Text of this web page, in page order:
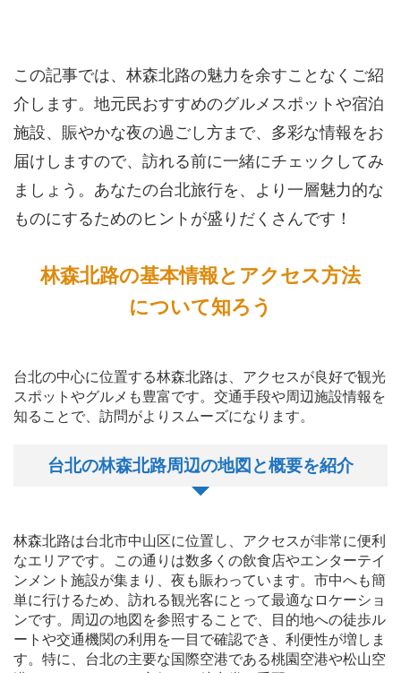
この記事では、林森北路の魅力を余すことなくご紹
介します。地元民おすすめのグルメスポットや宿泊
施設、賑やかな夜の過ごし方まで、多彩な情報をお
届けしますので、訪れる前に一緒にチェックしてみ
ましょう。あなたの台北旅行を、より一層魅力的な
ものにするためのヒントが盛りだくさんです！
林森北路の基本情報とアクセス方法
について知ろう
台北の中心に位置する林森北路は、アクセスが良好で観光
スポットやグルメも豊富です。交通手段や周辺施設情報を
知ることで、訪問がよりスムーズになります。
台北の林森北路周辺の地図と概要を紹介
林森北路は台北市中山区に位置し、アクセスが非常に便利
なエリアです。この通りは数多くの飲食店やエンターテイ
ンメント施設が集まり、夜も賑わっています。市中へも簡
単に行けるため、訪れる観光客にとって最適なロケーショ
ンです。周辺の地図を参照することで、目的地への徒歩ル
ートや交通機関の利用を一目で確認でき、利便性が増しま
す。特に、台北の主要な国際空港である桃園空港や松山空